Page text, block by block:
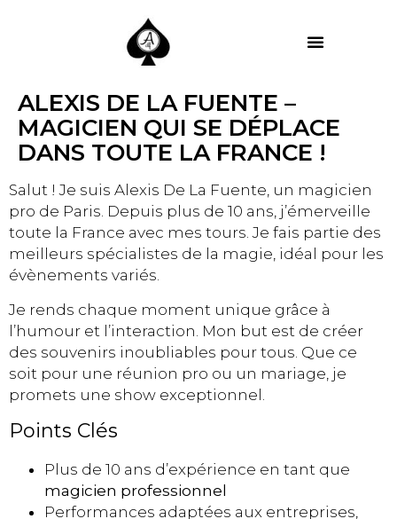
ALEXIS DE LA FUENTE –
MAGICIEN QUI SE DÉPLACE
DANS TOUTE LA FRANCE !
Salut ! Je suis Alexis De La Fuente, un magicien
pro de Paris. Depuis plus de 10 ans, j’émerveille
toute la France avec mes tours. Je fais partie des
meilleurs spécialistes de la magie, idéal pour les
évènements variés.
Je rends chaque moment unique grâce à
l’humour et l’interaction. Mon but est de créer
des souvenirs inoubliables pour tous. Que ce
soit pour une réunion pro ou un mariage, je
promets une show exceptionnel.
Points Clés
Plus de 10 ans d’expérience en tant que
magicien professionnel
Performances adaptées aux entreprises,